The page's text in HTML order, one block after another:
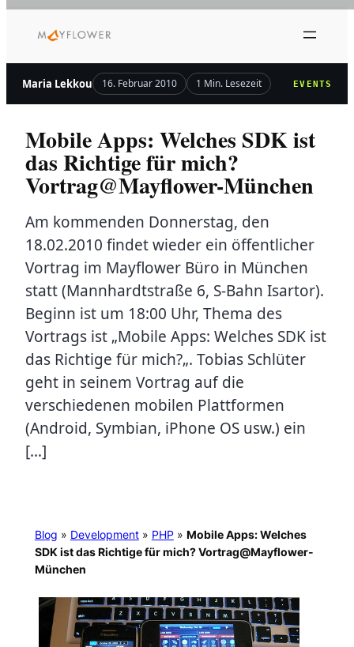
Inhalt
Maria Lekkou 16. Februar 2010 1 Min. Lesezeit EVENTS
Mobile Apps: Welches SDK ist
das Richtige für mich?
Vortrag@Mayflower-München
Am kommenden Donnerstag, den
18.02.2010 findet wieder ein öffentlicher
Vortrag im Mayflower Büro in München
statt (Mannhardtstraße 6, S-Bahn Isartor).
Beginn ist um 18:00 Uhr, Thema des
Vortrags ist „Mobile Apps: Welches SDK ist
das Richtige für mich?„. Tobias Schlüter
geht in seinem Vortrag auf die
verschiedenen mobilen Plattformen
(Android, Symbian, iPhone OS usw.) ein
[…]
Blog » Development» PHP » Mobile Apps: Welches
SDK ist das Richtige für mich? Vortrag@Mayflower-
München